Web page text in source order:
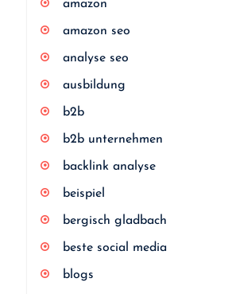
amazon
amazon seo
analyse seo
ausbildung
b2b
b2b unternehmen
backlink analyse
beispiel
bergisch gladbach
beste social media
blogs